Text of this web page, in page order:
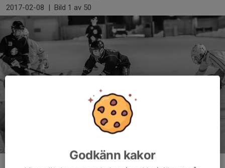
2017-02-08 | Bild 1 av 50
Godkänn kakor